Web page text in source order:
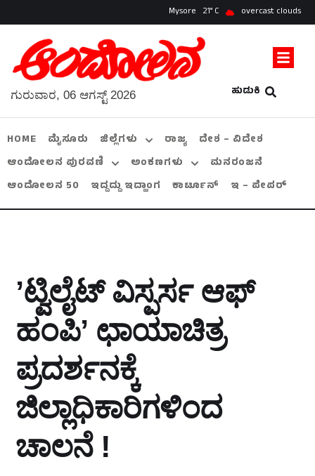
Mysore 21 overcast clouds
ಹುಡುಕಿ
ಗುರುವಾರ, 06 ಆಗಸ್ಟ್ 2026
HOME ಮೈಸೂರು ಜಿಲ್ಲೆಗಳು ರಾಜ್ಯ
ದೇಶ – ವಿದೇಶ
ಆಂದೋಲನ ಪುರವಣಿ
ಅಂಕಣಗಳು
ಮನರಂಜನೆ
ಆಂದೋಲನ 50
ಇದ್ದದ್ದು ಇದ್ಹಾಂಗ ಕಾರ್ಟೂನ್ ಇ – ಪೇಪರ್
ʼಟ್ವಿಲೈಟ್ ವಿಸ್ಪರ್ಸ ಆಫ್
ಹಂಪಿʼ ಛಾಯಾಚಿತ್ರ
ಪ್ರದರ್ಶನಕ್ಕೆ
ಜಿಲ್ಲಾಧಿಕಾರಿಗಳಿಂದ
ಚಾಲನೆ !